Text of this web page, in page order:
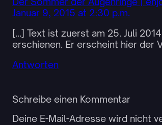
Januar 9, 2015 at 2:30 p.m.
[…] Text ist zuerst am 25. Juli
erschienen. Er erscheint hier der
Antworten
Schreibe einen Kommentar
Deine E-Mail-Adresse wird nicht